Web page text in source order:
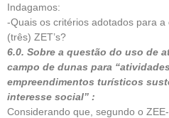
Indagamos:
-Quais os critérios adotados para
(três) ZET’s?
6.0. Sobre a questão do uso de
campo de dunas para
empreendimentos turísticos
interesse social” :
Considerando que, segundo o